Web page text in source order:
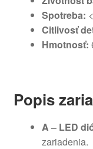
Spotreba:
Citlivosť
Hmotnosť:
Popis
A – LED
zariadenia.